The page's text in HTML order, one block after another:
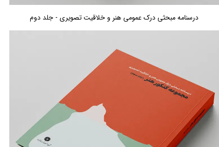
درسنامه مبحثی درک عمومی هنر و خلاقیت تصویری - جلد دوم